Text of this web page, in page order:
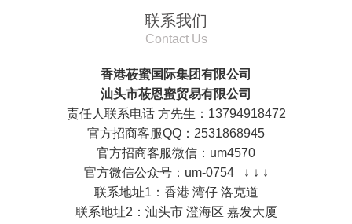
联系我们
Contact Us
香港莜蜜国际集团有限公司
汕头市莜恩蜜贸易有限公司
责任人联系电话 方先生：13794918472
官方招商客服QQ：2531868945
官方招商客服微信：um4570
官方微信公众号：um-0754 ↓ ↓ ↓
联系地址1：香港 湾仔 洛克道
联系地址2：汕头市 澄海区 嘉发大厦